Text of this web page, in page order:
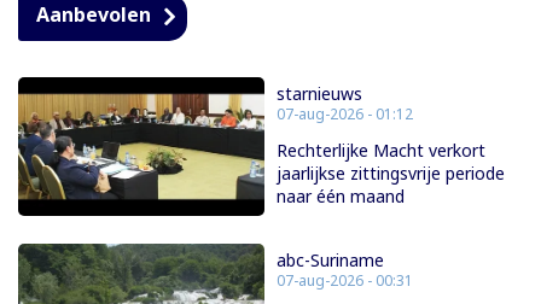
Aanbevolen
starnieuws
07-aug-2026 - 01:12
Rechterlijke Macht verkort
jaarlijkse zittingsvrije periode
naar één maand
abc-Suriname
07-aug-2026 - 00:31